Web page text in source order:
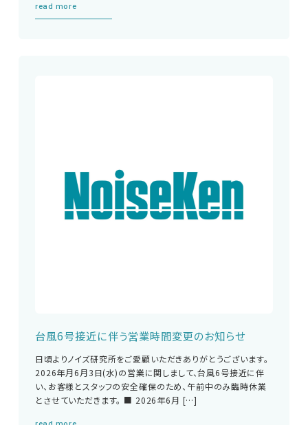
HOME
English 中文
read more
台風6号接近に伴う営業時間変更のお知らせ
日頃よりノイズ研究所をご愛顧いただきありがとうございます。
2026年月6月3日(水)の営業に関しまして、台風6号接近に伴
い、お客様とスタッフの安全確保のため、午前中のみ臨時休業
とさせていただきます。 ■ 2026年6月 […]